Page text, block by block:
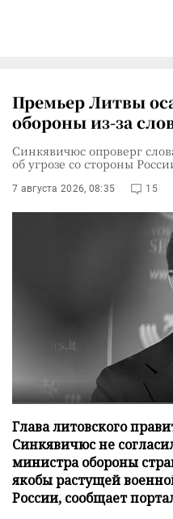
Премьер Литвы
обороны из-за
Синкявичюс опроверг
об угрозе со стороны
7 августа 2026, 08:35 15
Глава литовского
Синкявичюс не
министра обороны
якобы растущей
России, сообщает